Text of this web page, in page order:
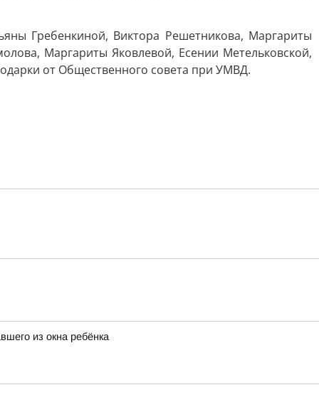
Гребенкиной, Виктора Решетникова, Маргариты
Маргариты Яковлевой, Есении Метельковской,
от Общественного совета при УМВД.
из окна ребёнка